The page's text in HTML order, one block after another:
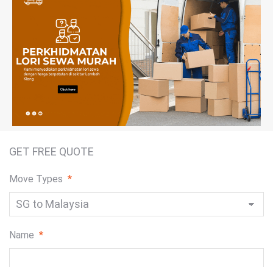
GET FREE QUOTE
Move Types *
Name *